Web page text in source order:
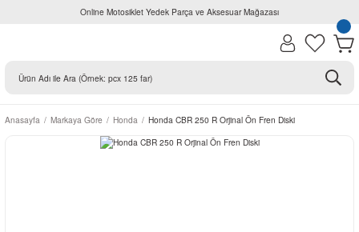
Online Motosiklet Yedek Parça ve Aksesuar Mağazası
Anasayfa Markaya Göre Honda Honda CBR 250 R Orjinal Ön Fren Diski